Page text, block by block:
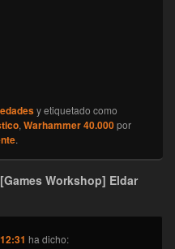
y etiquetado como
, Warhammer 40.000por
.
Workshop] Eldar
ha dicho: